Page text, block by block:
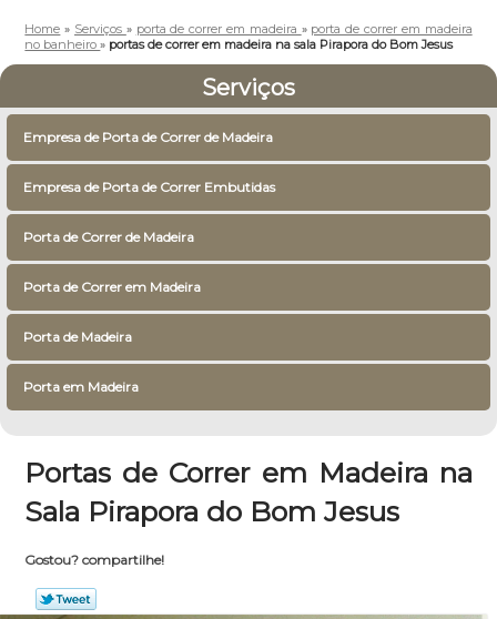
Home » Serviços » porta de correr em madeira » porta de correr em madeira
no banheiro» portas de correr em madeira na sala Pirapora do Bom Jesus
Serviços
Empresa de Porta de Correr de Madeira
Empresa de Porta de Correr Embutidas
Porta de Correr de Madeira
Porta de Correr em Madeira
Porta de Madeira
Porta em Madeira
Portas de Correr em Madeira na
Sala Pirapora do Bom Jesus
Gostou? compartilhe!